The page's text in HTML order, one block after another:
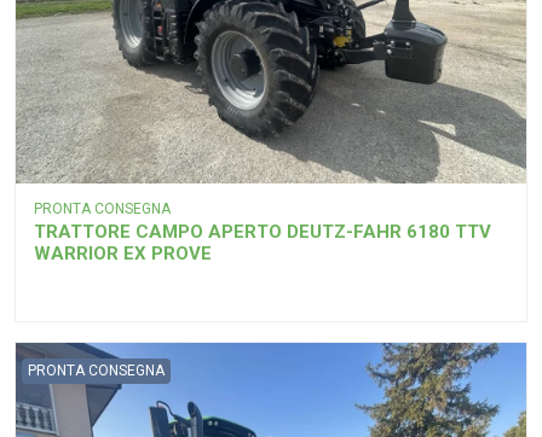
PRONTA CONSEGNA
TRATTORE CAMPO APERTO DEUTZ-FAHR 6180 TTV
WARRIOR EX PROVE
PRONTA CONSEGNA